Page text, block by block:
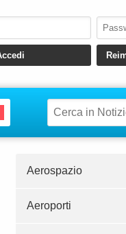
Aerospazio
Aeroporti